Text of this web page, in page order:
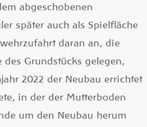
abgeschobenen
später auch als Spielfläche
daran an, die
des Grundstücks gelegen,
2022 der Neubau errichtet
in der der Mutterboden
um den Neubau herum